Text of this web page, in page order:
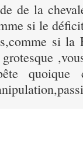
de la
si le
si la
quoique